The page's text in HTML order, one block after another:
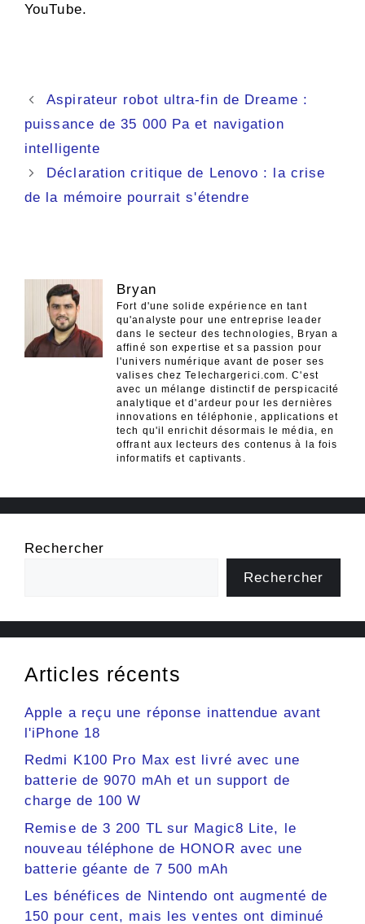
YouTube.
Navigation
des
Aspirateur robot ultra-fin de Dreame :
puissance de 35 000 Pa et navigation
intelligente
Déclaration critique de Lenovo : la crise
de la mémoire pourrait s'étendre
Bryan
Fort d'une solide expérience en tant
qu'analyste pour une entreprise leader
dans le secteur des technologies, Bryan a
affiné son expertise et sa passion pour
l'univers numérique avant de poser ses
valises chez Telechargerici.com. C'est
avec un mélange distinctif de perspicacité
analytique et d'ardeur pour les dernières
innovations en téléphonie, applications et
tech qu'il enrichit désormais le média, en
offrant aux lecteurs des contenus à la fois
informatifs et captivants.
Rechercher
Rechercher
Articles récents
Apple a reçu une réponse inattendue avant
l'iPhone 18
Redmi K100 Pro Max est livré avec une
batterie de 9070 mAh et un support de
charge de 100 W
Remise de 3 200 TL sur Magic8 Lite, le
nouveau téléphone de HONOR avec une
batterie géante de 7 500 mAh
Les bénéfices de Nintendo ont augmenté de
150 pour cent, mais les ventes ont diminué